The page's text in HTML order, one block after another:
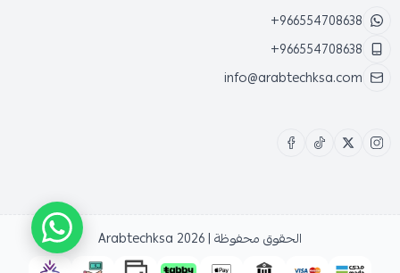
+966554708638
+966554708638
info@arabtechksa.com
الحقوق محفوظة | 2026 Arabtechksa